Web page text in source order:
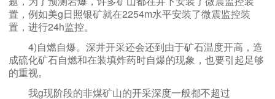
置，例如美g日照银矿就在2254m水平安装了微震监控装
置，进行24h监控。
4)自燃自爆。深井开采还会还到由于矿石温度开高，造
成硫化矿石自燃和在装填炸药时自爆的现象，也要引起足够
的重视。
我g现阶段的非煤矿山的开采深度一般都不超过